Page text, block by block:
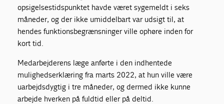
opsigelsestidspunktet havde været sygemeldt i seks
måneder, og der ikke umiddelbart var udsigt til, at
hendes funktionsbegrænsninger ville ophøre inden for
kort tid.
Medarbejderens læge anførte i den indhentede
mulighedserklæring fra marts 2022, at hun ville være
uarbejdsdygtig i tre måneder, og dermed ikke kunne
arbejde hverken på fuldtid eller på deltid.